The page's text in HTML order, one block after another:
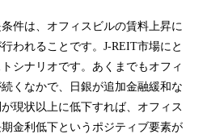
条件は、オフィスビルの賃料上昇に
われることです。J-REIT市場にと
シナリオです。あくまでもオフィ
くなかで、日銀が追加金融緩和な
現状以上に低下すれば、オフィス
金利低下というポジティブ要素が